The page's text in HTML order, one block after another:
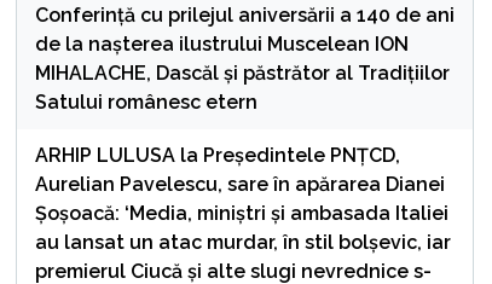
Conferință cu prilejul aniversării a 140 de ani
de la nașterea ilustrului Muscelean ION
MIHALACHE, Dascăl și păstrător al Tradițiilor
Satului românesc etern
ARHIP LULUSAla Președintele PNȚCD,
Aurelian Pavelescu, sare în apărarea Dianei
Șoșoacă: ‘Media, miniștri și ambasada Italiei
au lansat un atac murdar, în stil bolșevic, iar
premierul Ciucă și alte slugi nevrednice s-